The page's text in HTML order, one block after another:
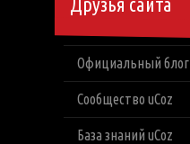
Официальный блог
Сообщество uCoz
База знаний uCoz